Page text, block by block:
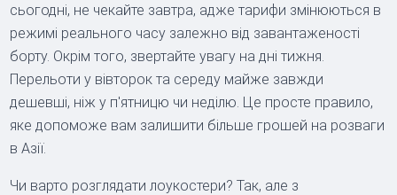
сьогодні, не чекайте завтра, адже тарифи змінюються в
режимі реального часу залежно від завантаженості
борту. Окрім того, звертайте увагу на дні тижня.
Перельоти у вівторок та середу майже завжди
дешевші, ніж у п'ятницю чи неділю. Це просте правило,
яке допоможе вам залишити більше грошей на розваги
в Азії.
Чи варто розглядати лоукостери? Так, але з